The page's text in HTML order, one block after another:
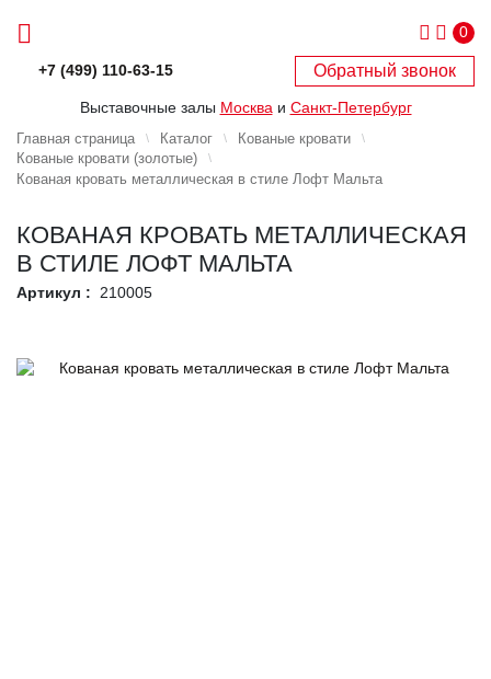
0
+7 (499) 110-63-15 Обратный звонок
Выставочные залы Москва и Санкт-Петербург
Главная страница Каталог
Кованые кровати
Кованые кровати (золотые)
Кованая кровать металлическая в стиле Лофт Мальта
КОВАНАЯ КРОВАТЬ МЕТАЛЛИЧЕСКАЯ
В СТИЛЕ ЛОФТ МАЛЬТА
Артикул : 210005